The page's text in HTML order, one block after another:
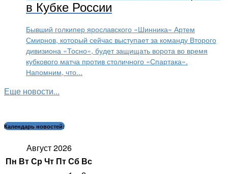
в Кубке России
Бывший голкипер ярославского «Шинника» Артем
Смирнов, который сейчас выступает за команду Второго
дивизиона «Тосно», будет защищать ворота во время
кубкового матча против столичного «Спартака».
Напомним, что...
Еще новости...
Календарь новостей:
Август 2026
Пн ВтСрЧт ПтСб Вс